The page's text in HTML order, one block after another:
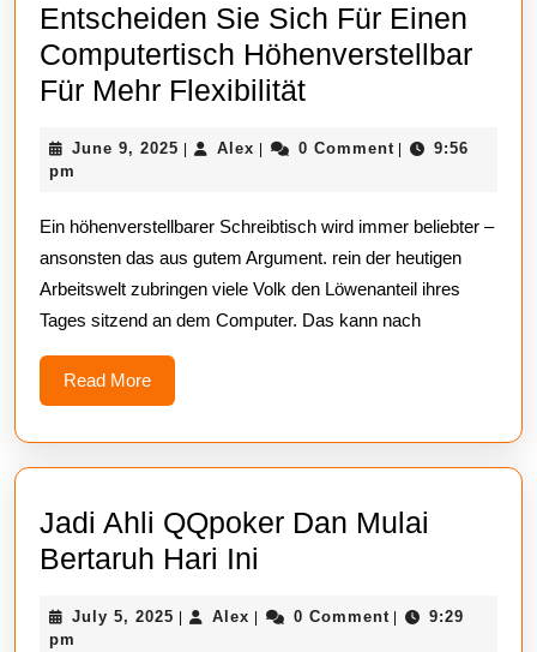
Entscheiden Sie Sich Für Einen
Computertisch Höhenverstellbar
Für Mehr FlexibilitätEntscheiden
Sich
Einen
Computertisch
Höhenverstellbar
June 9, 2025 JuneAlex Alex 0 Comment
9:56
pm
Ein höhenverstellbarer Schreibtisch wird immer beliebter –
ansonsten das aus gutem Argument. rein der heutigen
Arbeitswelt zubringen viele Volk den Löwenanteil ihres
Tages sitzend an dem Computer. Das kann nach
Read MoreRead
More
Jadi Ahli QQpoker Dan Mulai
Bertaruh Hari Ini
QQpoker
July 5, 2025 July
Alex Alex 0 Comment
9:29
pm